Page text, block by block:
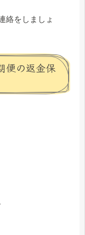
絡をしましょ
便の返金保